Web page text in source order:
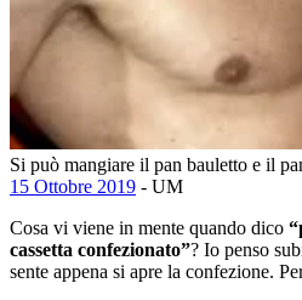
Si può mangiare il pan bauletto e il
15 Ottobre 2019 - UM
Cosa vi viene in mente quando dico
cassetta confezionato”? Io penso
sente appena si apre la confezione.